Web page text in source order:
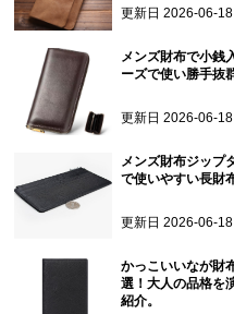
更新日2026-06-18
メンズ財布で小銭
ーズで使い勝手抜
更新日2026-06-18
メンズ財布ジップ
で使いやすい長財
更新日2026-06-18
かっこいいなが財
選！大人の品格を
紹介。